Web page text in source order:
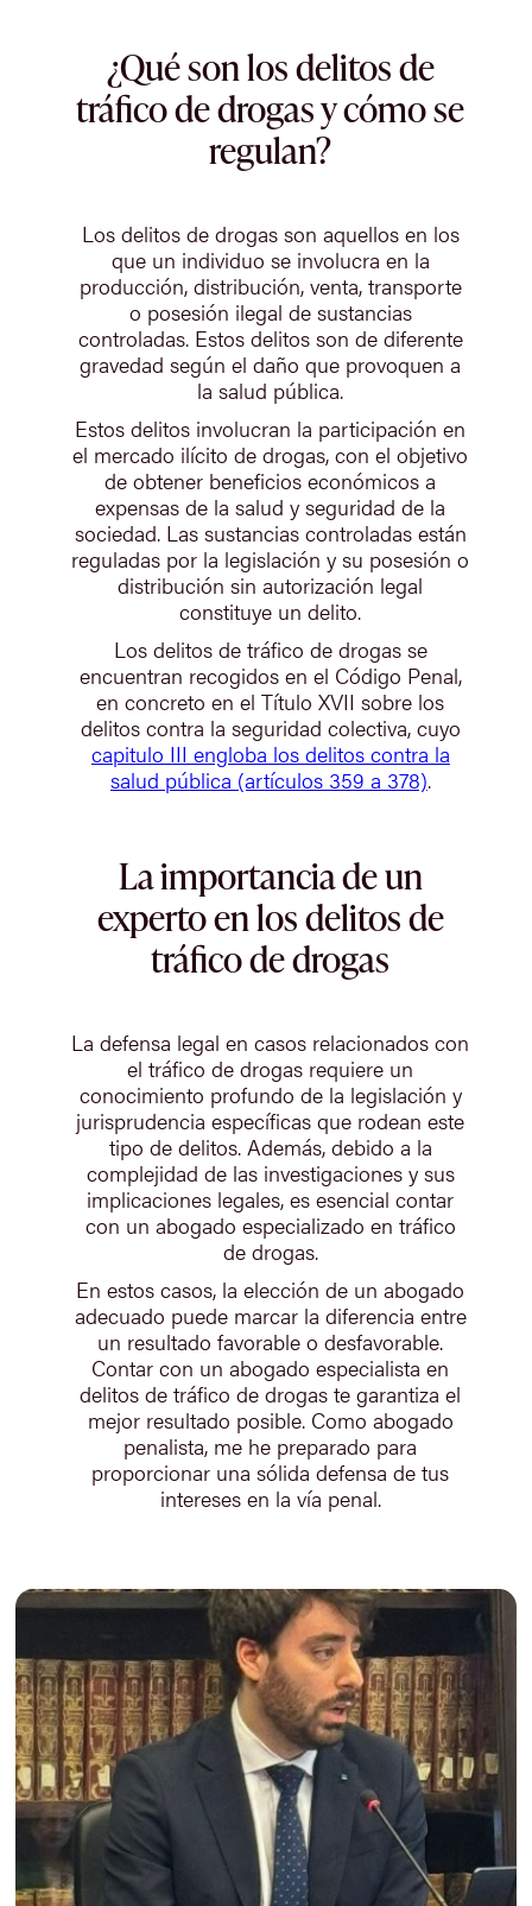
¿Qué son los delitos de
tráfico de drogas y cómo se
regulan?
Los delitos de drogas son aquellos en los
que un individuo se involucra en la
producción, distribución, venta, transporte
o posesión ilegal de sustancias
controladas. Estos delitos son de diferente
gravedad según el daño que provoquen a
la salud pública.
Estos delitos involucran la participación en
el mercado ilícito de drogas, con el objetivo
de obtener beneficios económicos a
expensas de la salud y seguridad de la
sociedad. Las sustancias controladas están
reguladas por la legislación y su posesión o
distribución sin autorización legal
constituye un delito.
Los delitos de tráfico de drogas se
encuentran recogidos en el Código Penal,
en concreto en el Título XVII sobre los
delitos contra la seguridad colectiva, cuyo
capitulo III engloba los delitos contra la
salud pública (artículos 359 a 378).
La importancia de un
experto en los delitos de
tráfico de drogas
La defensa legal en casos relacionados con
el tráfico de drogas requiere un
conocimiento profundo de la legislación y
jurisprudencia específicas que rodean este
tipo de delitos. Además, debido a la
complejidad de las investigaciones y sus
implicaciones legales, es esencial contar
con un abogado especializado en tráfico
de drogas.
En estos casos, la elección de un abogado
adecuado puede marcar la diferencia entre
un resultado favorable o desfavorable.
Contar con un abogado especialista en
delitos de tráfico de drogas te garantiza el
mejor resultado posible. Como abogado
penalista, me he preparado para
proporcionar una sólida defensa de tus
intereses en la vía penal.